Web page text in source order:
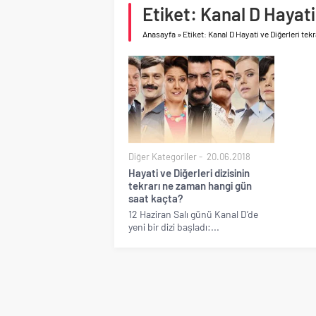
Birleşik Arap
Etiket: Kanal D
Anasayfa » Etiket: Kanal D Hayati ve Diğerleri
Diğer Kategoriler 20.06.2018
Hayati ve Diğerleri dizisinin
tekrarı ne zaman hangi gün
saat kaçta?
12 Haziran Salı günü Kanal D’de
yeni bir dizi başladı:...